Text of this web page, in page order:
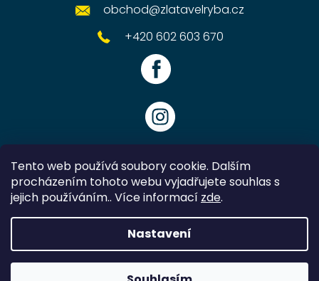
Tento web používá soubory cookie. Dalším
procházením tohoto webu vyjadřujete souhlas s
jejich používáním.. Více informací zde.
Nastavení
obchod@zlatavelryba.cz
+420 602 603 670
Vytvořil Shoptet
Zlatavelryba.cz. Všechna práva vyhrazena.